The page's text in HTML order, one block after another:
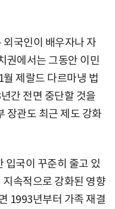
국인이 배우자나 자
권에서는 그동안 이민
제랄드 다르마냉 법
간 전면 중단할 것을
장관도 최근 제도 강화
입국이 꾸준히 줄고 있
속적으로 강화된 영향
1993년부터 가족 재결